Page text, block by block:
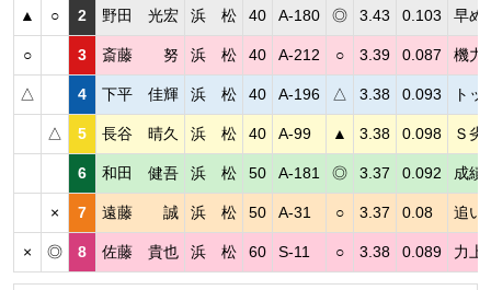
▲ ○ 2 野田 光宏 浜 松 40 A-180 ◎ 3.43 0.103 早め
○ 3 斎藤 努 浜 松 40 A-212 ○ 3.39 0.087 機力
△ 4 下平 佳輝 浜 松 40 A-196 △ 3.38 0.093 ト
△ 5 長谷 晴久 浜 松 40 A-99 ▲ 3.38 0.098 Ｓ劣
6 和田 健吾 浜 松 50 A-181 ◎ 3.37 0.092 成績
× 7 遠藤 誠 浜 松 50 A-31 ○ 3.37 0.08 追い
× ◎ 8 佐藤 貴也 浜 松 60 S-11 ○ 3.38 0.089 力上